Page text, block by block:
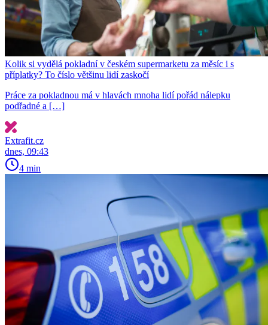
Kolik si vydělá pokladní v českém supermarketu za měsíc i s
příplatky? To číslo většinu lidí zaskočí
Práce za pokladnou má v hlavách mnoha lidí pořád nálepku
podřadné a […]
Extrafit.cz
dnes, 09:43
4 min